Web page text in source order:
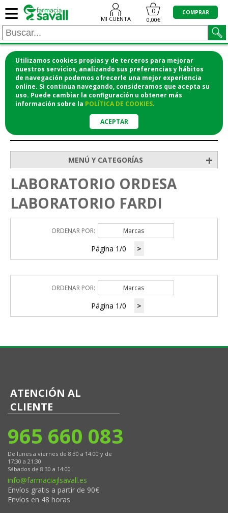
Utilizamos cookies propias y de terceros para mejorar
nuestros servicios, analizando sus preferencias y hábitos
de navegación podemos ofrecerle una mejor experiencia
online. Si continua navegando, consideramos que acepta su
uso. Puede cambiar la configuración u obtener más
información sobre la POLÍTICA DE COOKIES.
ACEPTAR
≡ MI CUENTA
0
0,00€
COMPRAR
¡COMPRA CÓMODAMENTE DESDE CASA Y RECOGE
EN LA FARMACIA!
o si lo prefieres te lo mandamos a casa
MENÚ Y CATEGORÍAS +
LABORATORIO ORDESA
LABORATORIO FARDI
ORDENAR POR: Marcas
Página 1/0 >
ORDENAR POR: Marcas
Página 1/0 >
ATENCIÓN AL
CLIENTE
965 660 083
De lunes a viernes de 8:30 a 14:00 y de
17:30 a 21:30
Sábados de 8:30 a 14:00
info@farmaciajlsavall.es
Envíos gratis a partir de 90€
Envíos en 48 horas